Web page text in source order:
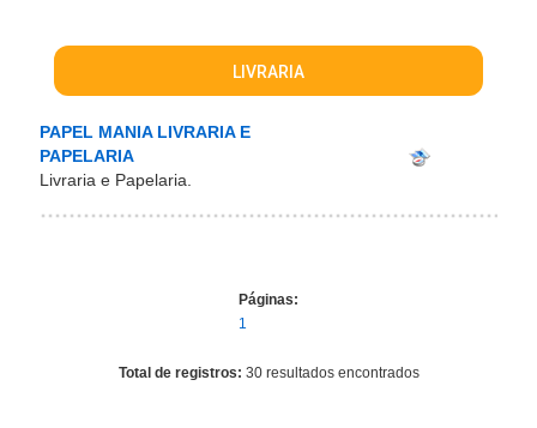
LIVRARIA
PAPEL MANIA LIVRARIA E
PAPELARIA
Livraria e Papelaria.
Páginas:
1
Total de registros: 30 resultados encontrados